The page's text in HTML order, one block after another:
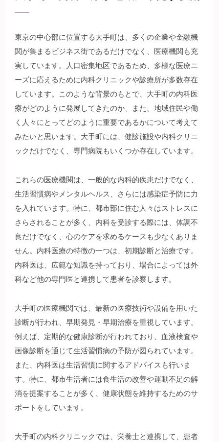
東京の中心部に位置する大手町は、多くの企業や金融機
関が集まるビジネス街であるだけでなく、医療機関も充
実しています。
人口密集地区であるため、多様な医療ニ
ーズに応えるために内科クリニックや診療所が多数存在
しています。このような背景のもとで、大手町の内科医
療がどのように発展してきたのか、また、地域住民や働
く人々にとってどのように重要であるかについて考えて
みたいと思います。大手町には、健診施設や内科クリニ
ックだけでなく、専門病院もいくつか存在しています。
これらの医療機関は、一般的な内科的疾患だけでなく、
生活習慣病やメンタルヘルス、さらには感染症予防に力
を入れています。特に、都市部に住む人々はストレスに
さらされることが多く、内科を受診する際には、体調不
良だけでなく、心のケアを求めるケースも少なくありま
せん。内科医療の特徴の一つは、初期診断と治療です。
内科医は、広範な知識を持っており、場合によっては外
科など他の専門医と連携して患者を診察します。
大手町の医療機関では、最新の医療技術や設備を用いた
診断が行われ、早期発見・早期治療を重視しています。
例えば、定期的な健康診断が行われており、血液検査や
画像診断を通じて生活習慣病の予防が図られています。
また、内科医は生活習慣に関するアドバイスも行いま
す。特に、都市生活者には食生活の改善や運動不足の解
消を提案することが多く、健康状態を維持するためのサ
ポートをしています。
大手町の内科クリニックでは、栄養士と連携して、患者